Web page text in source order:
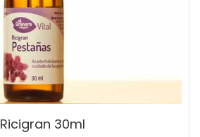
Ricigran 30ml